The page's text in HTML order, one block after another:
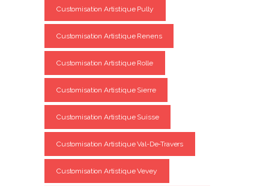
Customisation Artistique Pully
Customisation Artistique Renens
Customisation Artistique Rolle
Customisation Artistique Sierre
Customisation Artistique Suisse
Customisation Artistique Val-De-Travers
Customisation Artistique Vevey